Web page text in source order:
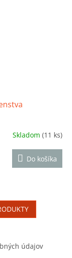
Skladom(11 ks)
Do košíka
údajov